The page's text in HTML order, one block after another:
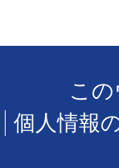
こ
個人情報